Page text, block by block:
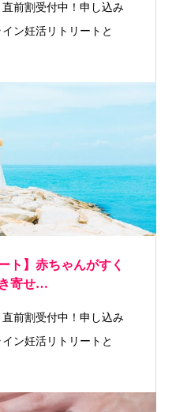
直前割受付中！申し込み
ン妊活リトリートと
ト】赤ちゃんがすく
寄せ…
直前割受付中！申し込み
ン妊活リトリートと